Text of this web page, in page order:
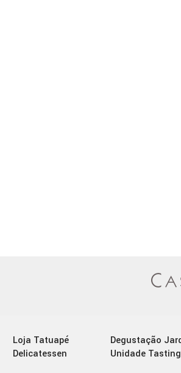
Loja Tatuapé
Delicatessen
Degustação
Unidade Tasting